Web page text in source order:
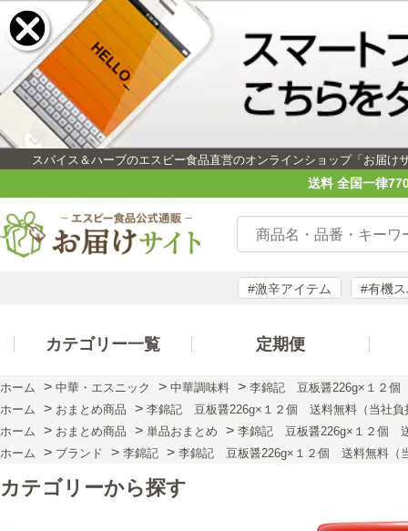
スパイス＆ハーブのエスビー食品直営のオンラインショップ「お届け
送料 全国一律
#激辛アイテム #有機
カテゴリー一覧 定期便
ホーム > 中華・エスニック > 中華調味料 > 李錦記 豆板醤226g×１２個
ホーム
> おまとめ商品 > 李錦記 豆板醤226g×１２個 送料無料（当社負
ホーム
> おまとめ商品 > 単品おまとめ > 李錦記 豆板醤226g×１２個
ホーム
> ブランド > 李錦記 > 李錦記 豆板醤226g×１２個 送料無料（
カテゴリーから探す